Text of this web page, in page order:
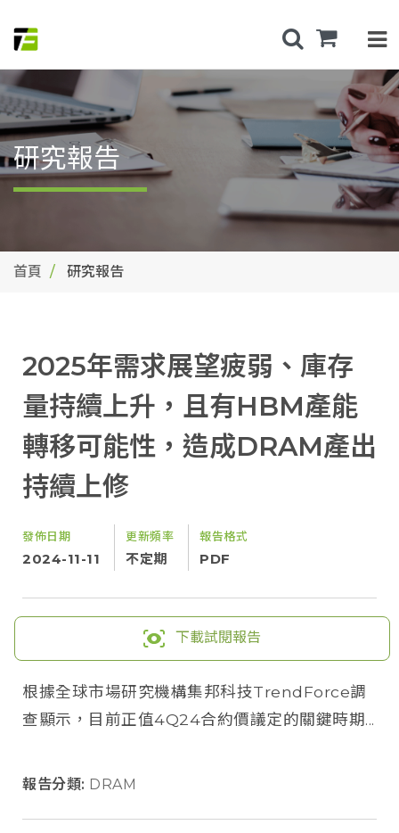
研究報告
首頁 研究報告
2025年需求展望疲弱、庫存
量持續上升，且有HBM產能
轉移可能性，造成DRAM產出
持續上修
發佈日期
2024-11-11
更新頻率
不定期
報告格式
PDF
下載試閱報告
根據全球市場研究機構集邦科技TrendForce調
查顯示，目前正值4Q24合約價議定的關鍵時期...
報告分類: DRAM